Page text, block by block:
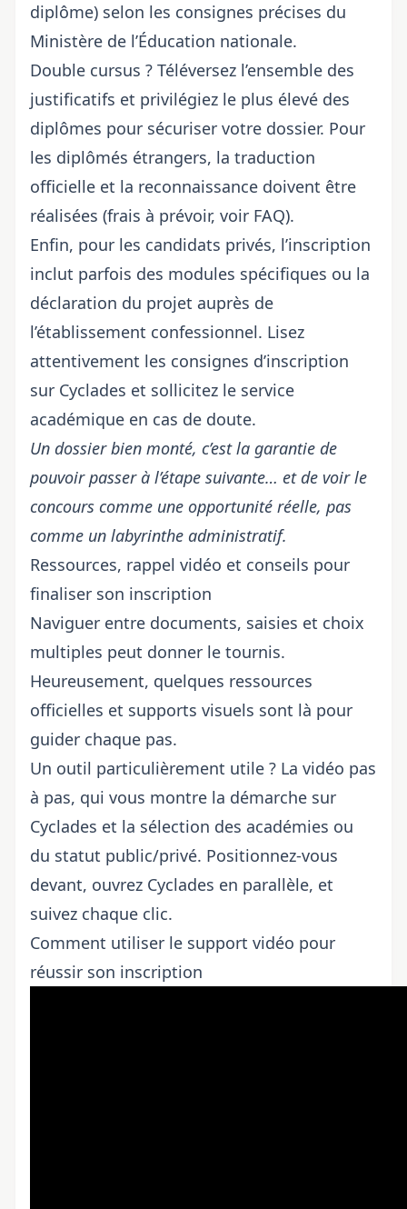
diplôme) selon les consignes précises du
Ministère de l’Éducation nationale.
Double cursus ? Téléversez l’ensemble des
justificatifs et privilégiez le plus élevé des
diplômes pour sécuriser votre dossier. Pour
les diplômés étrangers, la traduction
officielle et la reconnaissance doivent être
réalisées (frais à prévoir, voir FAQ).
Enfin, pour les candidats privés, l’inscription
inclut parfois des modules spécifiques ou la
déclaration du projet auprès de
l’établissement confessionnel. Lisez
attentivement les consignes d’inscription
sur Cyclades et sollicitez le service
académique en cas de doute.
Un dossier bien monté, c’est la garantie de
pouvoir passer à l’étape suivante… et de voir le
concours comme une opportunité réelle, pas
comme un labyrinthe administratif.
Ressources, rappel vidéo et conseils pour
finaliser son inscription
Naviguer entre documents, saisies et choix
multiples peut donner le tournis.
Heureusement, quelques ressources
officielles et supports visuels sont là pour
guider chaque pas.
Un outil particulièrement utile ? La vidéo pas
à pas, qui vous montre la démarche sur
Cyclades et la sélection des académies ou
du statut public/privé. Positionnez-vous
devant, ouvrez Cyclades en parallèle, et
suivez chaque clic.
Comment utiliser le support vidéo pour
réussir son inscription